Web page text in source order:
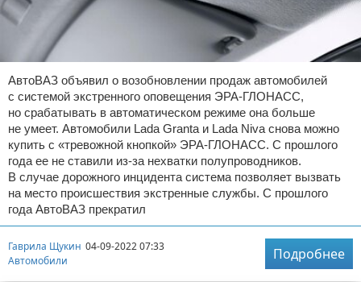
АвтоВАЗ объявил о возобновлении продаж автомобилей
с системой экстренного оповещения ЭРА-ГЛОНАСС,
но срабатывать в автоматическом режиме она больше
не умеет. Автомобили Lada Granta и Lada Niva снова можно
купить с «тревожной кнопкой» ЭРА-ГЛОНАСС. С прошлого
года ее не ставили из-за нехватки полупроводников.
В случае дорожного инцидента система позволяет вызвать
на место происшествия экстренные службы. С прошлого
года АвтоВАЗ прекратил
Гаврила Щукин 04-09-2022 07:33
Автомобили
Подробнее